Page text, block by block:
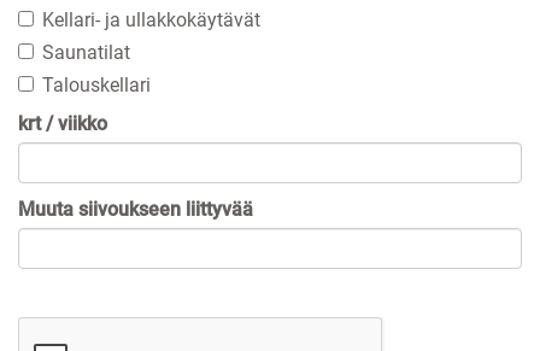
Kellari- ja ullakkokäytävät
Saunatilat
Talouskellari
krt / viikko
Muuta siivoukseen liittyvää